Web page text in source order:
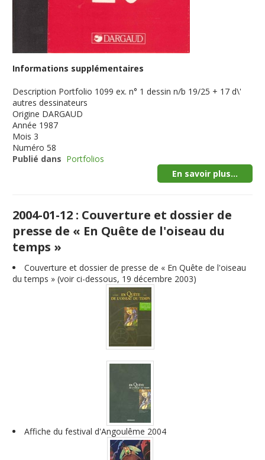
Informations supplémentaires
Description Portfolio 1099 ex. n° 1 dessin n/b 19/25 + 17 d\'
autres dessinateurs
Origine DARGAUD
Année 1987
Mois 3
Numéro 58
Publié dans Portfolios
En savoir plus...
2004-01-12 : Couverture et dossier de
presse de « En Quête de l'oiseau du
temps »
Couverture et dossier de presse de « En Quête de l'oiseau
du temps » (voir ci-dessous, 19 décembre 2003)
Affiche du festival d'Angoulême 2004